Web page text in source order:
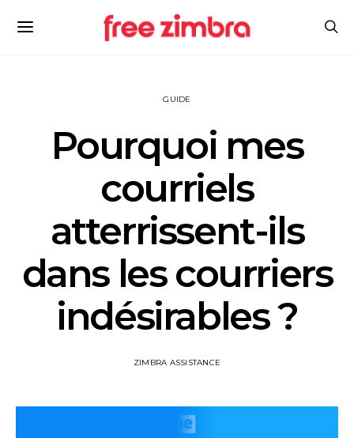
GUIDE
Pourquoi mes
courriels
atterrissent-ils
dans les courriers
indésirables ?
ZIMBRA ASSISTANCE